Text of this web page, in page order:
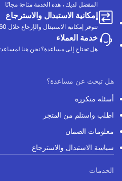
المفضل لديك ، هذه الخدمة متاحة مجانًا
إمكانية الاستبدال والاسترجاع
تتوفر إمكانية الاستبدال والإرجاع خلال 60 يوم
خدمة العملاء
هل تحتاج إلى مساعدة؟ نحن هنا
هل تبحث عن مساعدة؟
أسئلة متكررة
اطلب واستلم من المتجر
معلومات الضمان
سياسة الاستبدال والاسترجاع
الخدمات